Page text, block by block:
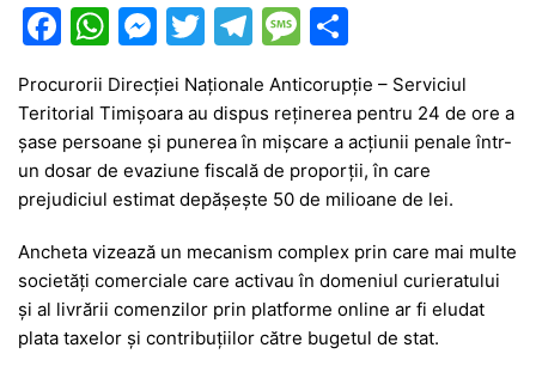
F
c
e
b
o
o
k
W
h
at
s
A
p
p
M
e
s
s
e
n
g
er
T
w
itt
er
T
e
gr
a
m
M
s
s
a
g
e
ar
ta
je
a
z
ă
Procurorii Direcției Naționale Anticorupție – Serviciul
Teritorial Timișoara au dispus reținerea pentru 24 de ore a
șase persoane și punerea în mișcare a acțiunii penale într-
un dosar de evaziune fiscală de proporții, în care
prejudiciul estimat depășește 50 de milioane de lei.
Ancheta vizează un mecanism complex prin care mai multe
societăți comerciale care activau în domeniul curieratului
și al livrării comenzilor prin platforme online ar fi eludat
plata taxelor și contribuțiilor către bugetul de stat.